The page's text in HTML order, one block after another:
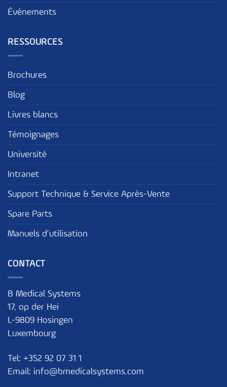
Événements
RESSOURCES
Brochures
Blog
Livres blancs
Témoignages
Université
Intranet
Support Technique & Service Après-Vente
Spare Parts
Manuels d’utilisation
CONTACT
B Medical Systems
17, op der Hei
L-9809 Hosingen
Luxembourg
Tel: +352 92 07 31 1
Email: info@bmedicalsystems.com